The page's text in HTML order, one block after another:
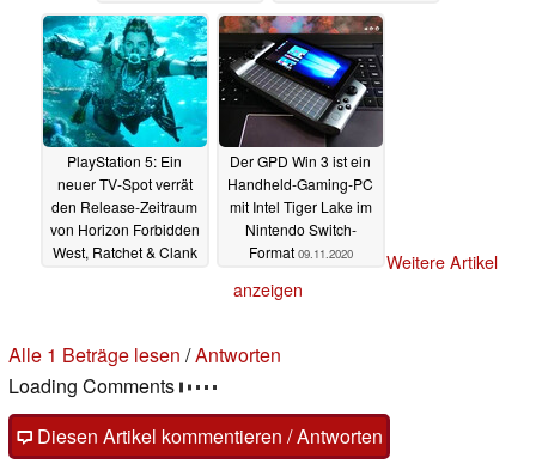
PlayStation 5: Ein
neuer TV-Spot verrät
den Release-Zeitraum
von Horizon Forbidden
West, Ratchet & Clank
Der GPD Win 3 ist ein
Handheld-Gaming-PC
mit Intel Tiger Lake im
Nintendo Switch-
Format 09.11.2020
Weitere Artikel
anzeigen
Ein Kommentar im Forum
Fragen, Anregungen, zusätzliche Informationen zu diesem
Artikel? - Uns interessiert Deine Meinung (auch ohne
Anmeldung möglich)!